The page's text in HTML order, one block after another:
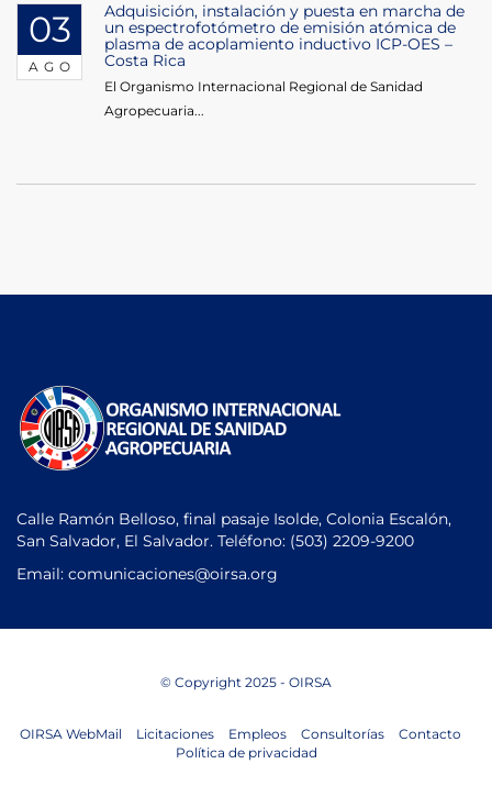
03
AGO
Adquisición, instalación y puesta en marcha de
un espectrofotómetro de emisión atómica de
plasma de acoplamiento inductivo ICP-OES –
Costa Rica
El Organismo Internacional Regional de Sanidad
Agropecuaria...
Calle Ramón Belloso, final pasaje Isolde, Colonia Escalón,
San Salvador, El Salvador. Teléfono: (503) 2209-9200
Email: comunicaciones@oirsa.org
© Copyright 2025 - OIRSA
OIRSA WebMail Licitaciones Empleos Consultorías
Contacto
Política de privacidad